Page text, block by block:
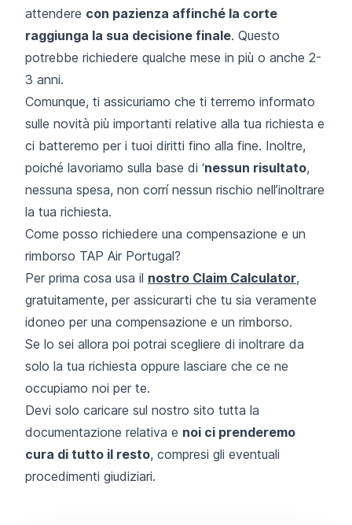
attendere con pazienza affinché la corte
raggiunga la sua decisione finale. Questo
potrebbe richiedere qualche mese in più o anche 2-
3 anni.
Comunque, ti assicuriamo che ti terremo informato
sulle novità più importanti relative alla tua richiesta e
ci batteremo per i tuoi diritti fino alla fine. Inoltre,
poiché lavoriamo sulla base di ‘nessun risultato,
nessuna spesa, non corrí nessun rischio nell’inoltrare
la tua richiesta.
Come posso richiedere una compensazione e un
rimborso TAP Air Portugal?
Per prima cosa usa il nostro Claim Calculator,
gratuitamente, per assicurarti che tu sia veramente
idoneo per una compensazione e un rimborso.
Se lo sei allora poi potrai scegliere di inoltrare da
solo la tua richiesta oppure lasciare che ce ne
occupiamo noi per te.
Devi solo caricare sul nostro sito tutta la
documentazione relativa e noi ci prenderemo
cura di tutto il resto, compresi gli eventuali
procedimenti giudiziari.